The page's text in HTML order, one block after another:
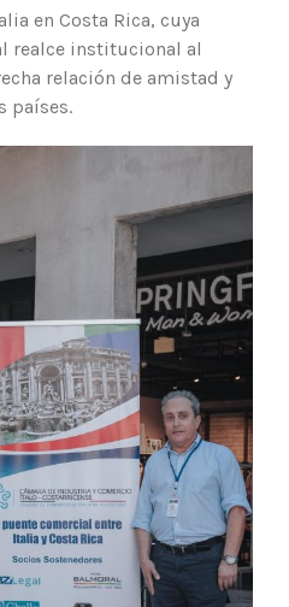
en Costa Rica, cuya
realce institucional al
relación de amistad y
países.